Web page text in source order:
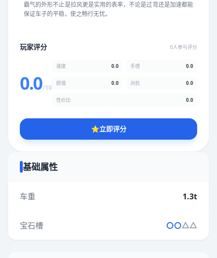
霸气的外形不止是拉风更是实用的表率，不论是过弯还是加速都能
保证车子的平稳，使之畅行无忧。
玩家评分 0人参与评分
0.0/10
速度 0.0 手感 0.0
颜值 0.0 对抗 0.0
性价比 0.0
⭐立即评分
基础属性
车重 1.3t
宝石槽
手感 5.0分
★★ ★ ★
性价比
★★★★★★★★★★